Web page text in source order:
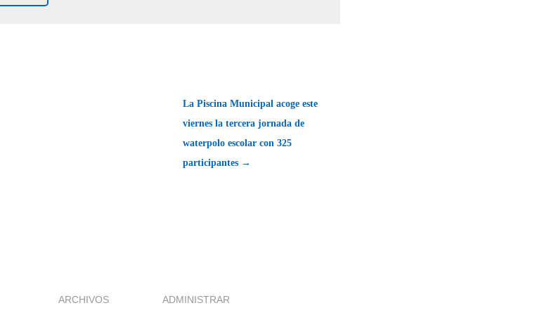
La Piscina Municipal acoge este
viernes la tercera jornada de
waterpolo escolar con 325
participantes →
ARCHIVOS ADMINISTRAR